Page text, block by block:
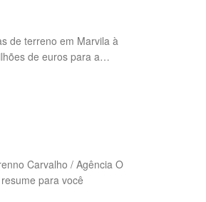
de terreno em Marvila à
de euros para a
Carvalho / Agência O
para você